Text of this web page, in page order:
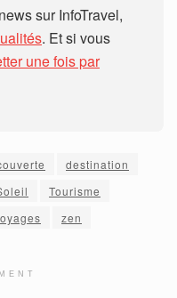
sur InfoTravel,
. Et si vous
une fois par
destination
Tourisme
zen